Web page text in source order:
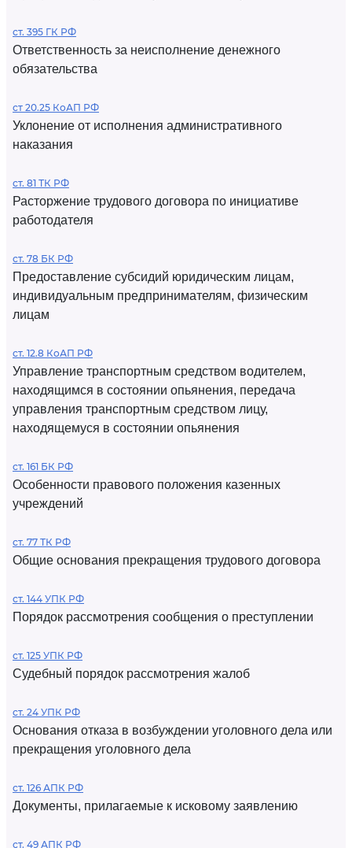
ст. 395 ГК РФ
Ответственность за неисполнение денежного
обязательства
ст 20.25 КоАП РФ
Уклонение от исполнения административного
наказания
ст. 81 ТК РФ
Расторжение трудового договора по инициативе
работодателя
ст. 78 БК РФ
Предоставление субсидий юридическим лицам,
индивидуальным предпринимателям, физическим
лицам
ст. 12.8 КоАП РФ
Управление транспортным средством водителем,
находящимся в состоянии опьянения, передача
управления транспортным средством лицу,
находящемуся в состоянии опьянения
ст. 161 БК РФ
Особенности правового положения казенных
учреждений
ст. 77 ТК РФ
Общие основания прекращения трудового договора
ст. 144 УПК РФ
Порядок рассмотрения сообщения о преступлении
ст. 125 УПК РФ
Судебный порядок рассмотрения жалоб
ст. 24 УПК РФ
Основания отказа в возбуждении уголовного дела или
прекращения уголовного дела
ст. 126 АПК РФ
Документы, прилагаемые к исковому заявлению
ст. 49 АПК РФ